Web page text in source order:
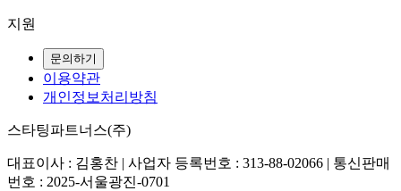
지원
문의하기
이용약관
개인정보처리방침
스타팅파트너스(주)
대표이사 : 김홍찬 | 사업자 등록번호 : 313-88-02066 | 통신판매
번호 : 2025-서울광진-0701